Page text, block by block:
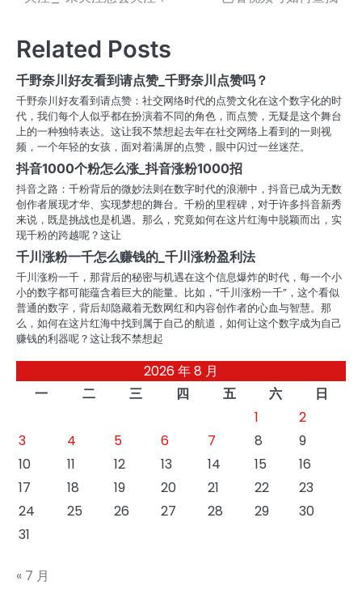
章
导
航
Related Posts
千野奈川好友看到请点赞_千野奈川点赞吗？
千野奈川好友看到请点赞：社交网络时代的点赞文化在这个数字化的时
代，我们每个人似乎都在扮演着不同的角色，而点赞，无疑是这个舞台
上的一种独特表达。这让我不禁想起去年在社交网络上看到的一则视
频，一个年轻的女孩，面对着满屏的点赞，眼中闪过一丝迷茫。
抖音1000个粉怎么涨_抖音涨粉1000招
抖音之路：千粉背后的微妙法则在数字时代的浪潮中，抖音已成为无数
创作者展现才华、实现梦想的舞台。千粉的里程碑，对于许多抖音新秀
来说，既是挑战也是机遇。那么，究竟如何在这片红海中脱颖而出，实
现千粉的跨越呢？这让
千川涨粉一千怎么赚钱的_千川涨粉盈利法
千川涨粉一千，那背后的秘密与机遇在这个信息爆炸的时代，每一个小
小的数字都可能蕴含着巨大的能量。比如，“千川涨粉一千”，这个看似
普通的数字，背后却隐藏着无数网红和内容创作者的心血与智慧。那
么，如何在这片红海中找到属于自己的航道，如何让这个数字成为自己
赚钱的利器呢？这让我不禁想起
2026 年 8 月
一
二 三 四 五 六
日
1
2
3
4 5 6 7 8
9
10
11 12 13 14 15
16
17
18 19 20 21 22
23
24
25 26 27 28 29
30
31
« 7 月